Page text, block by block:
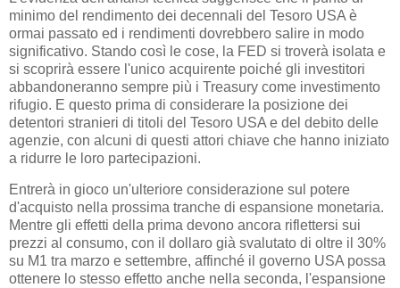
minimo del rendimento dei decennali del Tesoro USA è
ormai passato ed i rendimenti dovrebbero salire in modo
significativo. Stando così le cose, la FED si troverà isolata e
si scoprirà essere l'unico acquirente poiché gli investitori
abbandoneranno sempre più i Treasury come investimento
rifugio. E questo prima di considerare la posizione dei
detentori stranieri di titoli del Tesoro USA e del debito delle
agenzie, con alcuni di questi attori chiave che hanno iniziato
a ridurre le loro partecipazioni.
Entrerà in gioco un'ulteriore considerazione sul potere
d'acquisto nella prossima tranche di espansione monetaria.
Mentre gli effetti della prima devono ancora riflettersi sui
prezzi al consumo, con il dollaro già svalutato di oltre il 30%
su M1 tra marzo e settembre, affinché il governo USA possa
ottenere lo stesso effetto anche nella seconda, l'espansione